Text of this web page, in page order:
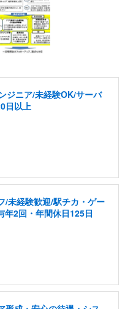
ジニア/未経験OK/サーバ
日以上
/未経験歓迎/駅チカ・ゲー
年2回・年間休日125日